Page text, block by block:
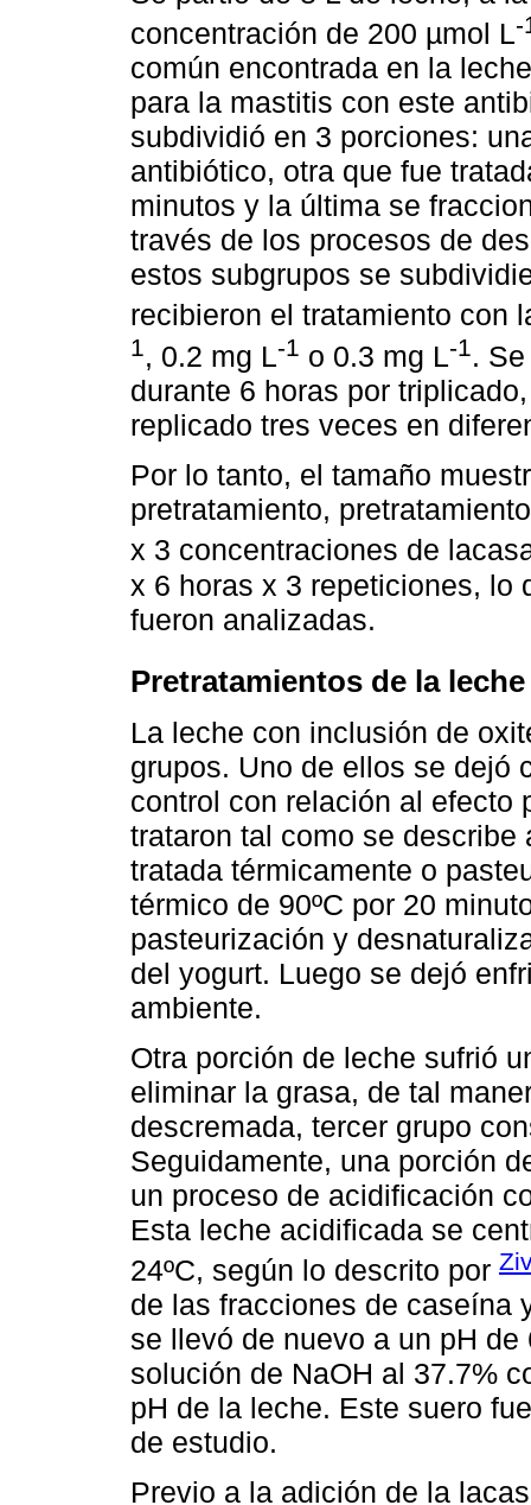
concentración de 200 µmol L-
común encontrada en la
para la mastitis con este
subdividió en 3 porciones:
antibiótico, otra que fue
minutos y la última se
través de los procesos de
estos subgrupos se
recibieron el tratamiento con
1, 0.2 mg L-1 o 0.3 mg L-1.
durante 6 horas por
replicado tres veces en
Por lo tanto, el tamaño
pretratamiento,
x 3 concentraciones de
x 6 horas x 3 repeticiones, lo
fueron analizadas.
Pretratamientos de la leche
La leche con inclusión de
grupos. Uno de ellos se dejó
control con relación al efecto
trataron tal como se
tratada térmicamente o
térmico de 90ºC por 20
pasteurización y
del yogurt. Luego se dejó
ambiente.
Otra porción de leche sufrió
eliminar la grasa, de tal
descremada, tercer grupo
Seguidamente, una porción
un proceso de acidificación
Esta leche acidificada se
24ºC, según lo descrito por
de las fracciones de caseína
se llevó de nuevo a un pH
solución de NaOH al 37.7%
pH de la leche. Este suero
de estudio.
Previo a la adición de la